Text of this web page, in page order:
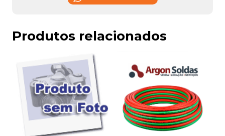
Produtos relacionados